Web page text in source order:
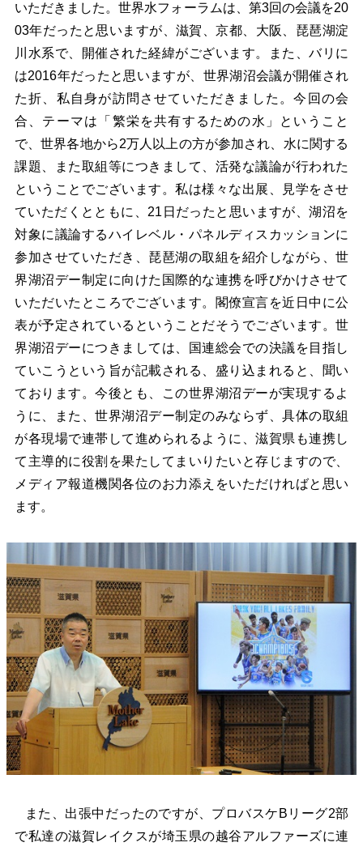
いただきました。世界水フォーラムは、第3回の会議を20
03年だったと思いますが、滋賀、京都、大阪、琵琶湖淀
川水系で、開催された経緯がございます。また、バリに
は2016年だったと思いますが、世界湖沼会議が開催され
た折、私自身が訪問させていただきました。今回の会
合、テーマは「繁栄を共有するための水」ということ
で、世界各地から2万人以上の方が参加され、水に関する
課題、また取組等につきまして、活発な議論が行われた
ということでございます。私は様々な出展、見学をさせ
ていただくとともに、21日だったと思いますが、湖沼を
対象に議論するハイレベル・パネルディスカッションに
参加させていただき、琵琶湖の取組を紹介しながら、世
界湖沼デー制定に向けた国際的な連携を呼びかけさせて
いただいたところでございます。閣僚宣言を近日中に公
表が予定されているということだそうでございます。世
界湖沼デーにつきましては、国連総会での決議を目指し
ていこうという旨が記載される、盛り込まれると、聞い
ております。今後とも、この世界湖沼デーが実現するよ
うに、また、世界湖沼デー制定のみならず、具体の取組
が各現場で連帯して進められるように、滋賀県も連携し
て主導的に役割を果たしてまいりたいと存じますので、
メディア報道機関各位のお力添えをいただければと思い
ます。
また、出張中だったのですが、プロバスケBリーグ2部
で私達の滋賀レイクスが埼玉県の越谷アルファーズに連